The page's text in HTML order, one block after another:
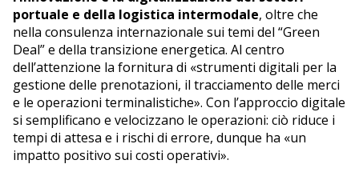
portuale e della logistica intermodale, oltre che
nella consulenza internazionale sui temi del “Green
Deal” e della transizione energetica. Al centro
dell’attenzione la fornitura di «strumenti digitali per la
gestione delle prenotazioni, il tracciamento delle merci
e le operazioni terminalistiche». Con l’approccio digitale
si semplificano e velocizzano le operazioni: ciò riduce i
tempi di attesa e i rischi di errore, dunque ha «un
impatto positivo sui costi operativi».